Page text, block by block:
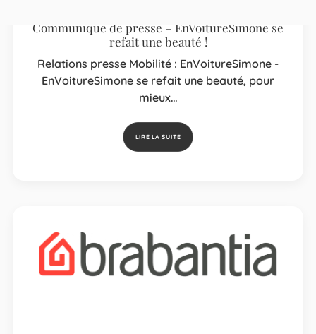
Communiqué de presse – EnVoitureSimone se
refait une beauté !
Relations presse Mobilité : EnVoitureSimone -
EnVoitureSimone se refait une beauté, pour
mieux…
LIRE LA SUITE